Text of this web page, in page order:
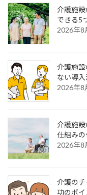
介護施
できる5
2026年8
介護施
ない導入
2026年8
介護施
仕組み
2026年8
介護の
功のポ